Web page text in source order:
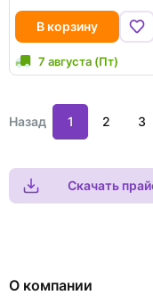
В корзину
7 августа (Пт)
Назад 1 2 3
Скачать
О компании